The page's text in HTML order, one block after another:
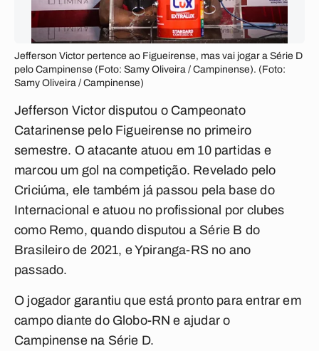
Jefferson Victor pertence ao Figueirense, mas vai jogar a Série D
pelo Campinense (Foto: Samy Oliveira / Campinense). (Foto:
Samy Oliveira / Campinense)
Jefferson Victor disputou o Campeonato
Catarinense pelo Figueirense no primeiro
semestre. O atacante atuou em 10 partidas e
marcou um gol na competição. Revelado pelo
Criciúma, ele também já passou pela base do
Internacional e atuou no profissional por clubes
como Remo, quando disputou a Série B do
Brasileiro de 2021, e Ypiranga-RS no ano
passado.
O jogador garantiu que está pronto para entrar em
campo diante do Globo-RN e ajudar o
Campinense na Série D.